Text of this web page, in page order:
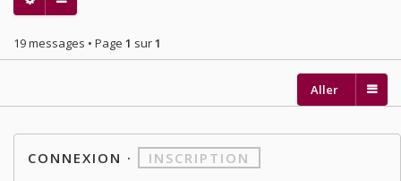
19 messages • Page 1 sur1
Aller
CONNEXION · INSCRIPTION